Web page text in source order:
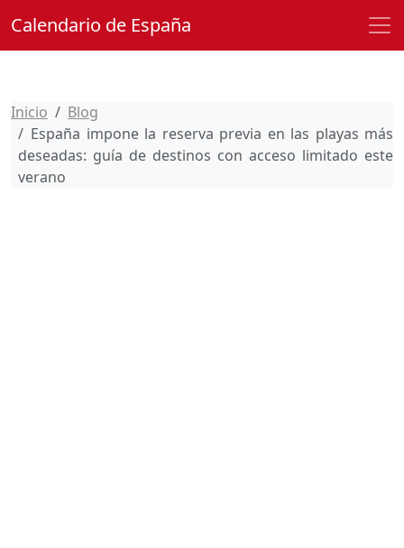
Calendario de España
Inicio
Blog
España impone la reserva previa en las playas más
deseadas: guía de destinos con acceso limitado este
verano